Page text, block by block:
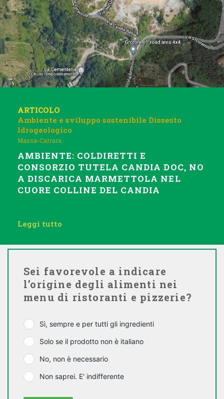
ARTICOLO
Ambiente e sviluppo sostenibile Dissesto
Idrogeologico
Massa-Carrara
AMBIENTE: COLDIRETTI E
CONSORZIO TUTELA CANDIA DOC, NO
A DISCARICA MARMETTOLA NEL
CUORE COLLINE DEL CANDIA
Leggi tutto
Sei favorevole a indicare
l’origine degli alimenti nei
menu di ristoranti e pizzerie?
Sì, sempre e per tutti gli ingredienti
Solo se il prodotto non è italiano
No, non è necessario
Non saprei. E' indifferente